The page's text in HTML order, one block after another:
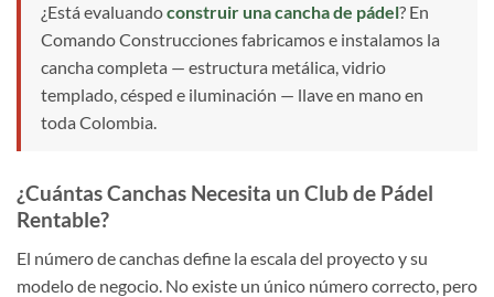
¿Está evaluandoconstruir una cancha de pádel? En
Comando Construcciones fabricamos e instalamos la
cancha completa — estructura metálica, vidrio
templado, césped e iluminación — llave en mano en
toda Colombia.
¿Cuántas Canchas Necesita un Club de Pádel
Rentable?
El número de canchas define la escala del proyecto y su
modelo de negocio. No existe un único número correcto, pero